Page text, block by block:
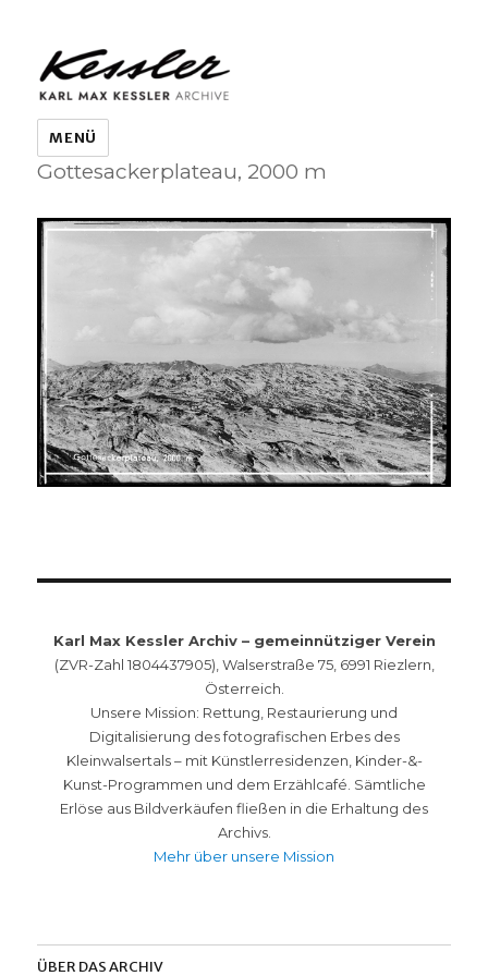
KARL MAX KESSLER ARCHIVE
MENÜ
Gottesackerplateau, 2000 m
Karl Max Kessler Archiv – gemeinnütziger Verein
(ZVR-Zahl 1804437905), Walserstraße 75, 6991 Riezlern,
Österreich.
Unsere Mission: Rettung, Restaurierung und
Digitalisierung des fotografischen Erbes des
Kleinwalsertals – mit Künstlerresidenzen, Kinder-&-
Kunst-Programmen und dem Erzählcafé. Sämtliche
Erlöse aus Bildverkäufen fließen in die Erhaltung des
Archivs.
Mehr über unsere Mission
ÜBER DAS ARCHIV